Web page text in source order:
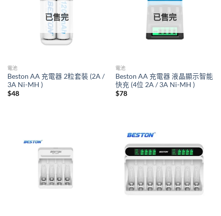
已售完
電池
Beston AA 充電器 2粒套裝 (2A /
3A Ni-MH )
$48
已售完
電池
Beston AA 充電器 液晶顯示智能
快充 (4位 2A / 3A Ni-MH )
$78